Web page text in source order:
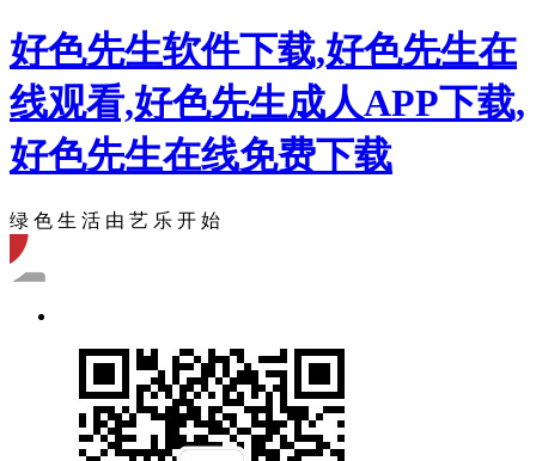
好色先生软件下载,好色先生在
线观看,好色先生成人APP下载,
好色先生在线免费下载
绿 色 生 活 由 艺 乐 开 始